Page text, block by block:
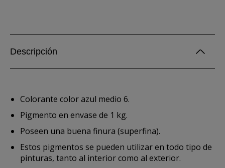
Descripción
Colorante color azul medio 6.
Pigmento en envase de 1 kg.
Poseen una buena finura (superfina).
Estos pigmentos se pueden utilizar en todo tipo de
pinturas, tanto al interior como al exterior.